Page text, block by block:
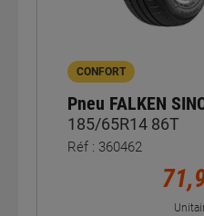
CONFORT
Pneu FALKEN
185/65R14 86T
Réf : 360462